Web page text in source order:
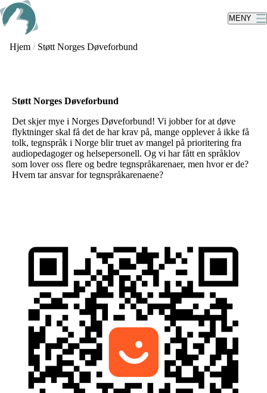
Skip
to
main
content
MENY
Hjem / Støtt Norges Døveforbund
Støtt Norges Døveforbund
Det skjer mye i Norges Døveforbund! Vi jobber for at døve
flyktninger skal få det de har krav på, mange opplever å ikke få
tolk, tegnspråk i Norge blir truet av mangel på prioritering fra
audiopedagoger og helsepersonell. Og vi har fått en språklov
som lover oss flere og bedre tegnspråkarenaer, men hvor er de?
Hvem tar ansvar for tegnspråkarenaene?